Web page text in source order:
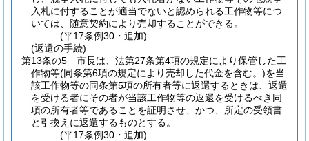
入札に付することが適当でないと認められる工作物等につ
いては、随意契約により売却することができる。
(平17条例30・追加)
(返還の手続)
第13条の5
市長は、法第27条第4項の規定により保管した工
作物等(同条第6項の規定により売却した代金を含む。)を当
該工作物等の同条第5項の所有者等に返還するときは、返還
を受ける者にその者が当該工作物等の返還を受けるべき同
項の所有者等であることを証明させ、かつ、所定の受領書
と引換えに返還するものとする。
(平17条例30・追加)